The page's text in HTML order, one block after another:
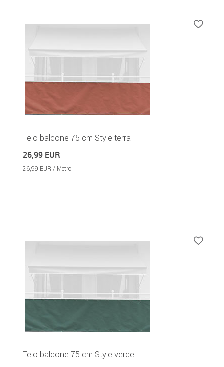
Telo balcone 75 cm Style terra
26,99 EUR
26,99 EUR / Metro
Telo balcone 75 cm Style verde